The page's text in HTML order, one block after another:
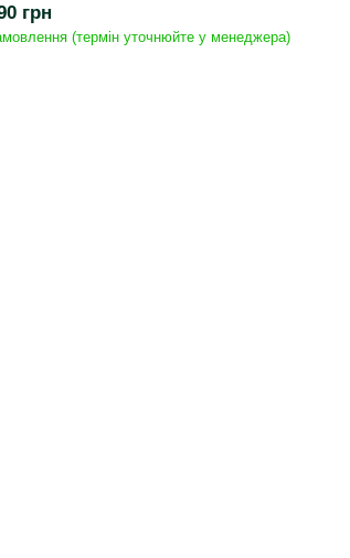
грн
(термін уточнюйте у менеджера)